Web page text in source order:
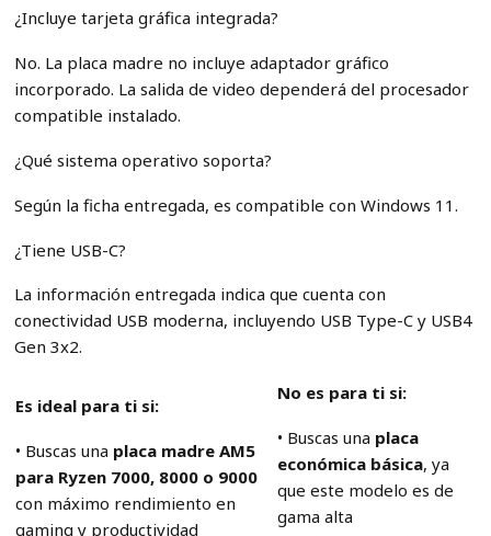
¿Incluye tarjeta gráfica integrada?
No. La placa madre no incluye adaptador gráfico
incorporado. La salida de video dependerá del procesador
compatible instalado.
¿Qué sistema operativo soporta?
Según la ficha entregada, es compatible con Windows 11.
¿Tiene USB-C?
La información entregada indica que cuenta con
conectividad USB moderna, incluyendo USB Type-C y USB4
Gen 3x2.
Es ideal para ti si:
• Buscas una placa madre AM5
para Ryzen 7000, 8000 o 9000
con máximo rendimiento en
gaming y productividad
No es para ti si:
• Buscas una placa
económica básica, ya
que este modelo es de
gama alta